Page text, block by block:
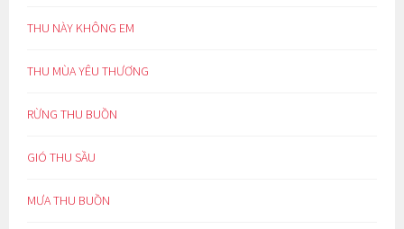
THU NÀY KHÔNG EM
THU MÙA YÊU THƯƠNG
RỪNG THU BUỒN
GIÓ THU SẦU
MƯA THU BUỒN